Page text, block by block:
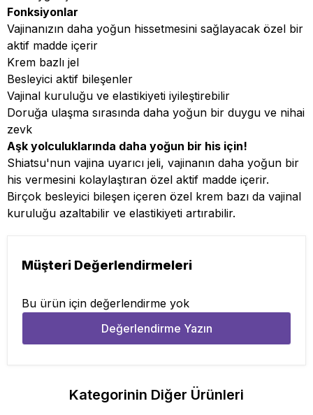
Fonksiyonlar
Vajinanızın daha yoğun hissetmesini sağlayacak özel bir
aktif madde içerir
Krem bazlı jel
Besleyici aktif bileşenler
Vajinal kuruluğu ve elastikiyeti iyileştirebilir
Doruğa ulaşma sırasında daha yoğun bir duygu ve nihai
zevk
Aşk yolculuklarında daha yoğun bir his için!
Shiatsu'nun vajina uyarıcı jeli, vajinanın daha yoğun bir
his vermesini kolaylaştıran özel aktif madde içerir.
Birçok besleyici bileşen içeren özel krem ​​bazı da vajinal
kuruluğu azaltabilir ve elastikiyeti artırabilir.
Müşteri Değerlendirmeleri
Bu ürün için değerlendirme yok
Değerlendirme Yazın
Kategorinin Diğer Ürünleri